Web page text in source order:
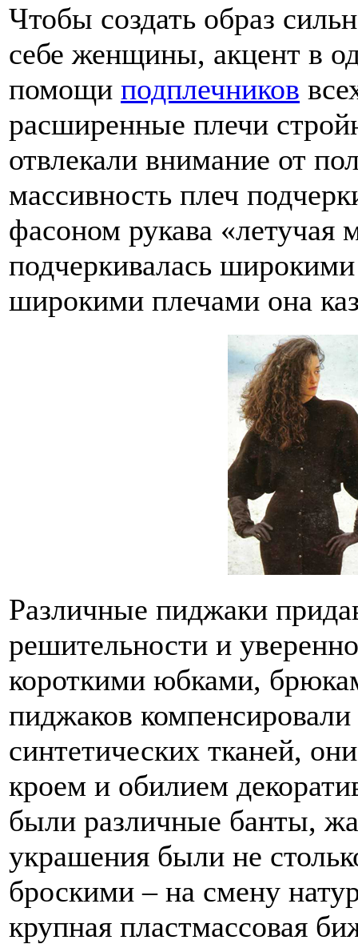
Чтобы создать образ
себе женщины, акцент в
помощи подплечников
расширенные плечи
отвлекали внимание от
массивность плеч
фасоном рукава
подчеркивалась
широкими плечами она
Различные пиджаки
решительности и
короткими юбками,
пиджаков
синтетических тканей,
кроем и обилием
были различные банты,
украшения были не
броскими – на смену
крупная пластмассовая